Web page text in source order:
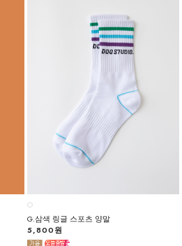
G.삼색 링글 스포츠 양말
5,800원